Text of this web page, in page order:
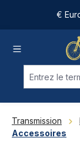
Passer au €
Transmission
Accessoires